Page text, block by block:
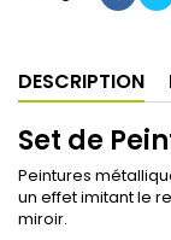
DESCRIPTION
Set de
Peintures
un effet imitant le
miroir.